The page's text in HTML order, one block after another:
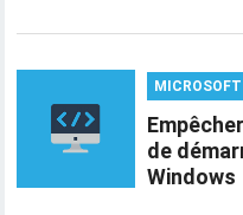
de
Windows